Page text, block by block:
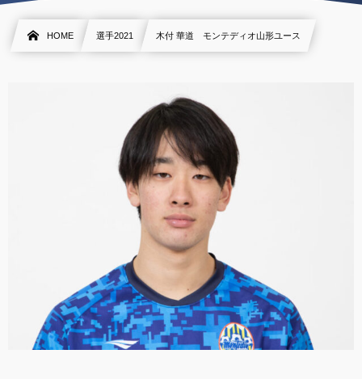
HOME 選手2021 木付 華道 モンテディオ山形ユース